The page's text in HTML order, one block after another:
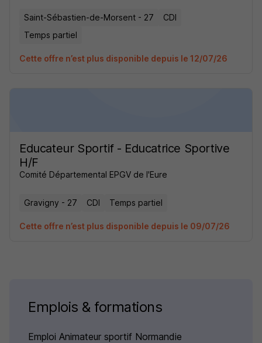
Saint-Sébastien-de-Morsent - 27
CDI
Temps partiel
Cette offre n’est plus disponible depuis le 12/07/26
Educateur Sportif - Educatrice Sportive
H/F
Comité Départemental EPGV de l'Eure
Gravigny - 27 CDI Temps partiel
Cette offre n’est plus disponible depuis le 09/07/26
Emplois & formations
Emploi Animateur sportif Normandie